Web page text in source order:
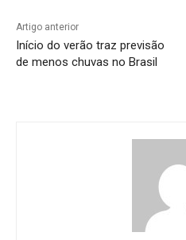
Artigo anterior
Início do verão traz previsão
de menos chuvas no Brasil